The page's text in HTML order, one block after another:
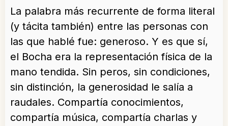
La palabra más recurrente de forma literal
(y tácita también) entre las personas con
las que hablé fue: generoso. Y es que sí,
el Bocha era la representación física de la
mano tendida. Sin peros, sin condiciones,
sin distinción, la generosidad le salía a
raudales. Compartía conocimientos,
compartía música, compartía charlas y